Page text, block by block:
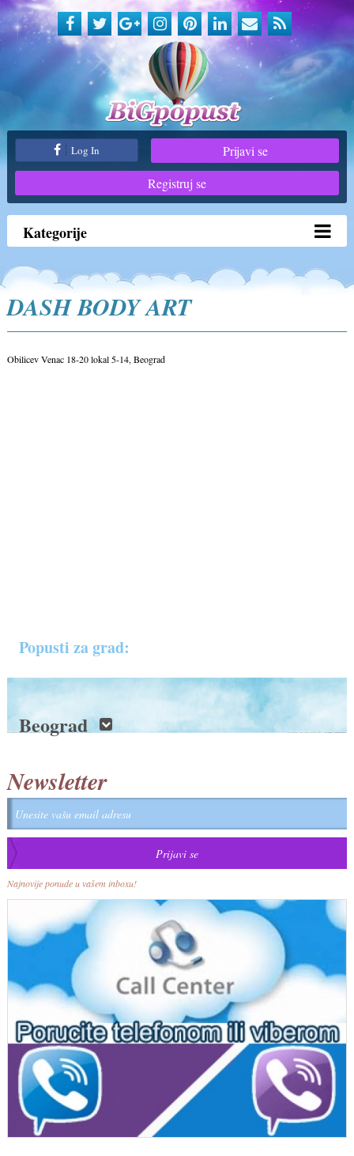
Log In
Prijavi se
Registruj se
Kategorije
DASH BODY ART
Obilicev Venac 18-20 lokal 5-14, Beograd
Popusti za grad:
Beograd
Newsletter
Najnovije ponude u vašem inboxu!